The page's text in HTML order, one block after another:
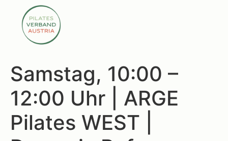
Samstag, 10:00 –
12:00 Uhr | ARGE
Pilates WEST |